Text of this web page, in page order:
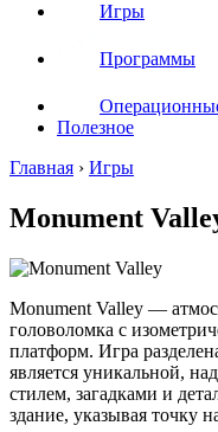
Игры
Программы
Полезное
Главная › Игры
Monument
Monument Valley —
головоломка с
платформ. Игра
является уникальной,
стилем, загадками и
здание, указывая точку